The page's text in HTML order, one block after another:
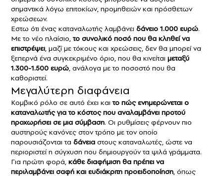
σημαντικά λόγω επιτοκίων, προμηθειών και πρόσθετων
χρεώσεων.
Εστω ότι ένας καταναλωτής λαμβάνει δάνειο 1.000 ευρώ.
Με το νέο πλαίσιο,το συνολικό ποσό που θα κληθεί να
επιστρέψει, μαζί με τόκους και χρεώσεις, δεν θα μπορεί να
ξεπερνά ένα συγκεκριμένο όριο, που θα κινείται μεταξύ
1.300-1.500 ευρώ, ανάλογα με το ποσοστό που θα
καθοριστεί.
Μεγαλύτερη διαφάνεια
Κομβικό ρόλο σε αυτό έχει καιτο πώς ενημερώνεται ο
καταναλωτής για το κόστος που αναλαμβάνει προτού
προχωρήσει σε μια σύμβαση. Οι ρυθμίσεις φέρνουν πιο
αυστηρούς κανόνες στον τρόπο με τον οποίο
παρουσιάζονται τα δάνεια στους καταναλωτές, ώστε να
περιοριστεί η σύγχυση που δημιουργούν τα ψιλά γράμματα.
Για πρώτη φορά, κάθε διαφήμιση θα πρέπει να
περιλαμβάνει σαφή και ευδιάκριτη προειδοποίηση, όπως